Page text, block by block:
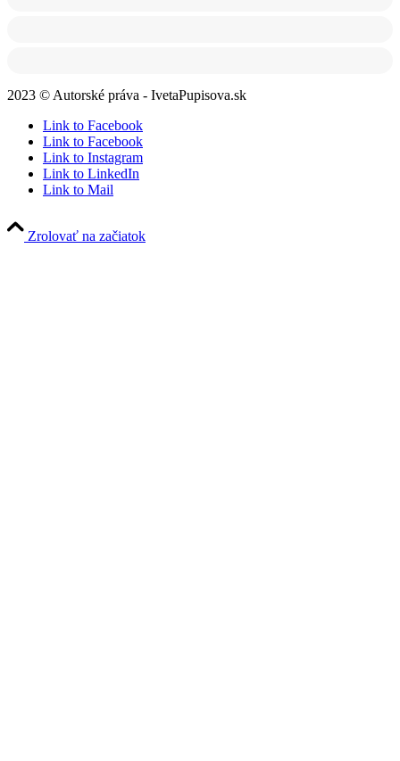
2023 © Autorské práva - IvetaPupisova.sk
Link to Facebook
Link to Facebook
Link to Instagram
Link to LinkedIn
Link to Mail
Zrolovať na začiatok